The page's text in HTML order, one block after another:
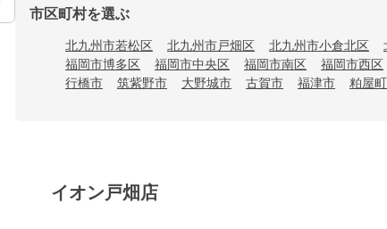
市区町村を選ぶ
北九州市若松区 北九州市戸畑区 北九州市小倉北区
福岡市博多区
福岡市中央区 福岡市南区 福岡市西区
行橋市
筑紫野市 大野城市 古賀市 福津市 粕屋
イオン戸畑店